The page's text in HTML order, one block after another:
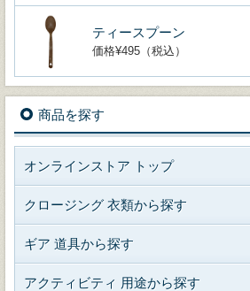
ティースプーン
価格¥495（税込）
商品を探す
オンラインストア トップ
クロージング 衣類から探す
ギア 道具から探す
アクティビティ 用途から探す